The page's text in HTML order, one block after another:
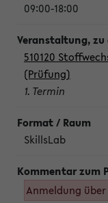
09:00-18:00
510120
(Prüfung)
1. Termin
SkillsLab
Anmeldung über